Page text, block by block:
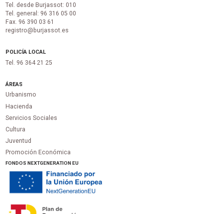
Tel. desde Burjassot: 010
Tel. general: 96 316 05 00
Fax. 96 390 03 61
registro@burjassot.es
POLICÍA LOCAL
Tel. 96 364 21 25
ÁREAS
Urbanismo
Hacienda
Servicios Sociales
Cultura
Juventud
Promoción Económica
FONDOS NEXTGENERATION EU